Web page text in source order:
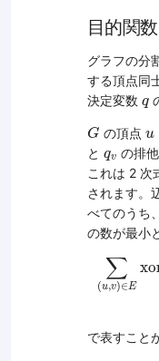
目的関数
グラフの分
する頂点同
決定変数 q
q
G
G の頂点 u
u
と qv
qvの排
これは 2 次
されます。
べてのうち、
の数が最小
∑
(u,v)∈E
u,v)
で表すこと